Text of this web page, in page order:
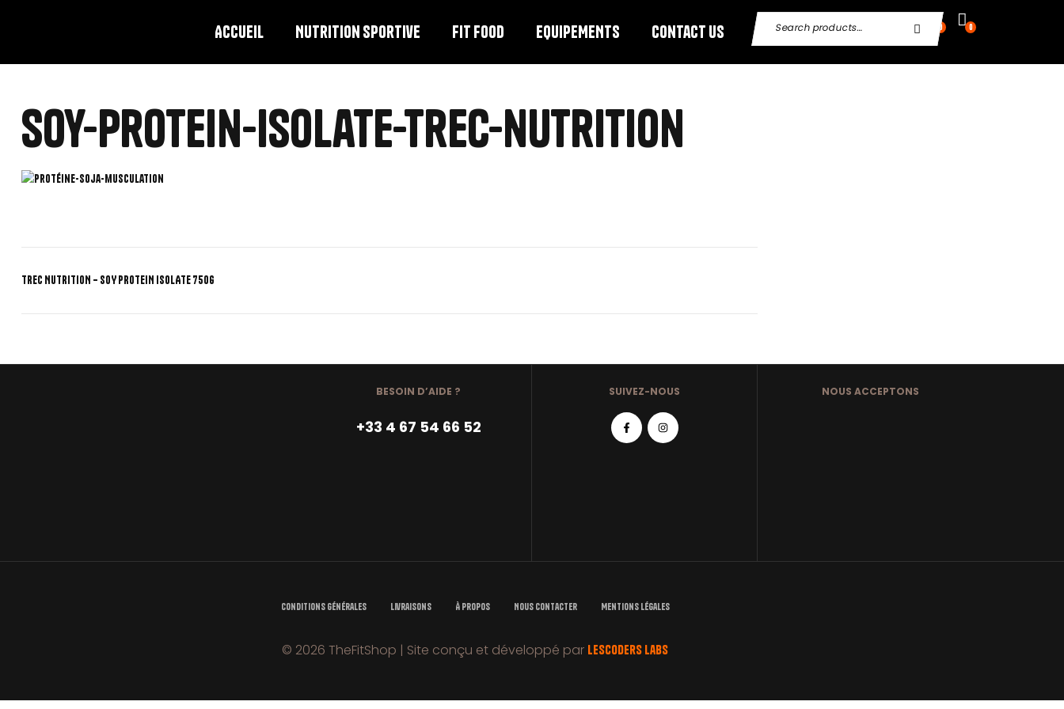
Accueil Nutrition sportive FIT FOOD EQUIPEMENTS Contact Us 0 0
soy-protein-isolate-trec-nutrition
TREC NUTRITION – SOY PROTEIN ISOLATE 750g
BESOIN D’AIDE ?
+33 4 67 54 66 52
SUIVEZ-NOUS NOUS ACCEPTONS
Conditions Générales Livraisons À Propos Nous Contacter Mentions Légales
© 2026 TheFitShop | Site conçu et développé par LesCoders Labs